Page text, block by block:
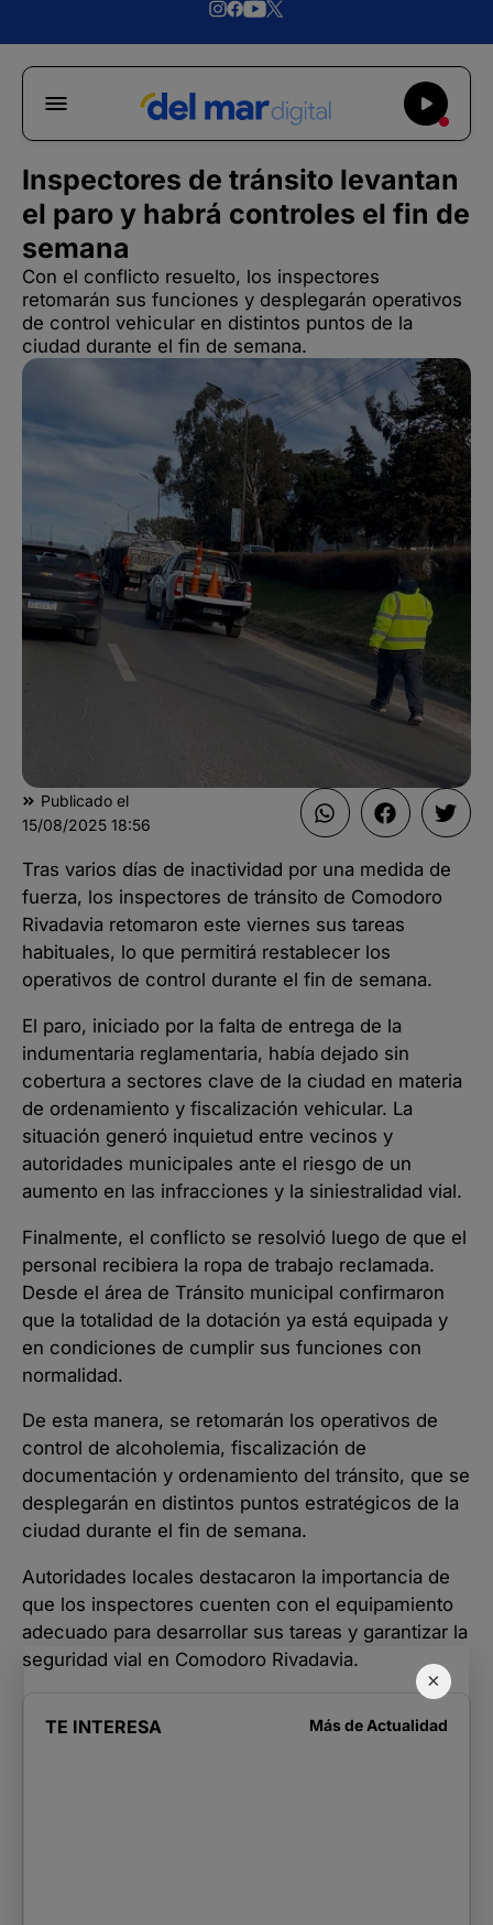
×
Inspectores de tránsito levantan
el paro y habrá controles el fin de
semana
Con el conflicto resuelto, los inspectores
retomarán sus funciones y desplegarán operativos
de control vehicular en distintos puntos de la
ciudad durante el fin de semana.
Publicado el
15/08/2025 18:56
Tras varios días de inactividad por una medida de
fuerza, los inspectores de tránsito de Comodoro
Rivadavia retomaron este viernes sus tareas
habituales, lo que permitirá restablecer los
operativos de control durante el fin de semana.
El paro, iniciado por la falta de entrega de la
indumentaria reglamentaria, había dejado sin
cobertura a sectores clave de la ciudad en materia
de ordenamiento y fiscalización vehicular. La
situación generó inquietud entre vecinos y
autoridades municipales ante el riesgo de un
aumento en las infracciones y la siniestralidad vial.
Finalmente, el conflicto se resolvió luego de que el
personal recibiera la ropa de trabajo reclamada.
Desde el área de Tránsito municipal confirmaron
que la totalidad de la dotación ya está equipada y
en condiciones de cumplir sus funciones con
normalidad.
De esta manera, se retomarán los operativos de
control de alcoholemia, fiscalización de
documentación y ordenamiento del tránsito, que se
desplegarán en distintos puntos estratégicos de la
ciudad durante el fin de semana.
Autoridades locales destacaron la importancia de
que los inspectores cuenten con el equipamiento
adecuado para desarrollar sus tareas y garantizar la
seguridad vial en Comodoro Rivadavia.
TE INTERESA Más de Actualidad